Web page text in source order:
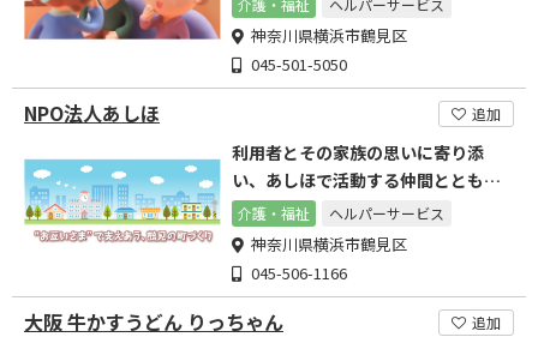
介護・福祉 ヘルパーサービス
神奈川県横浜市鶴見区
045-501-5050
NPO法人あしほ 追加
利用者とその家族の思いに寄り添
い、あしほで活動する仲間とともに
地域の福祉に貢献します。
介護・福祉 ヘルパーサービス
神奈川県横浜市鶴見区
045-506-1166
大阪 牛かすうどん りっちゃん 追加